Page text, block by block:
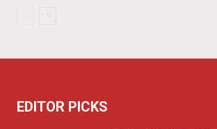
EDITOR PICKS